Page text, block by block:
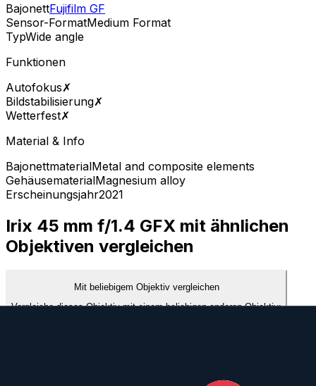
BajonettFujifilm GF
Sensor-FormatMedium Format
TypWide angle
Funktionen
Autofokus✗
Bildstabilisierung✗
Wetterfest✗
Material & Info
BajonettmaterialMetal and composite elements
GehäusematerialMagnesium alloy
Erscheinungsjahr2021
Irix 45 mm f/1.4 GFX mit ähnlichen
Objektiven vergleichen
Mit beliebigem Objektiv vergleichen
Vergleiche dieses Objektiv mit einem beliebigen anderen Objektiv: